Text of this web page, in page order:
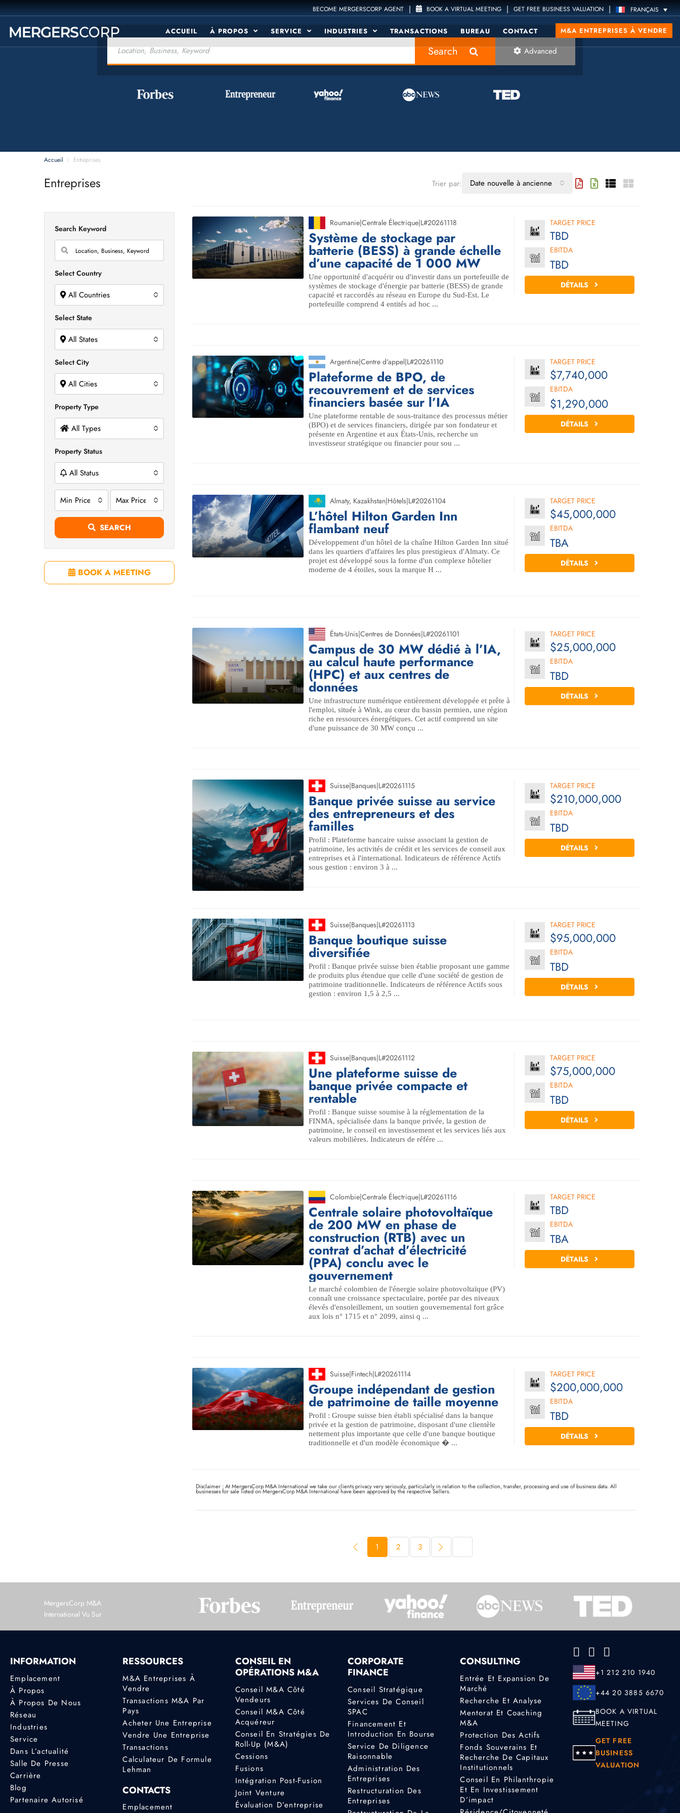
BECOME MERGERSCORP AGENT | BOOK A VIRTUAL MEETING | GET FREE BUSINESS VALUATION | FRANÇAIS
ACCUEIL À PROPOS SERVICE INDUSTRIES TRANSACTIONS BUREAU CONTACT M&A ENTREPRISES À VENDRE
Search Advanced
Accueil Entreprises
Entreprises Trier par: Date nouvelle à ancienne
Search Keyword
Select Country
All Countries
Select State
All States
Select City
All Cities
Property Type
All Types
Property Status
All Status
Min Price Max Price
SEARCH
BOOK A MEETING
Roumanie|Centrale Électrique|L#20261118
Système de stockage par
batterie (BESS) à grande échelle
d’une capacité de 1 000 MW
Une opportunité d'acquérir ou d'investir dans un portefeuille de
systèmes de stockage d'énergie par batterie (BESS) de grande
capacité et raccordés au réseau en Europe du Sud-Est. Le
portefeuille comprend 4 entités ad hoc ...
TARGET PRICE
TBD
EBITDA
TBD
DÉTAILS
Argentine|Centre d'appel|L#20261110
Plateforme de BPO, de
recouvrement et de services
financiers basée sur l’IA
Une plateforme rentable de sous-traitance des processus métier
(BPO) et de services financiers, dirigée par son fondateur et
présente en Argentine et aux États-Unis, recherche un
investisseur stratégique ou financier pour sou ...
TARGET PRICE
$7,740,000
EBITDA
$1,290,000
DÉTAILS
Almaty, Kazakhstan|Hôtels|L#20261104
L’hôtel Hilton Garden Inn
flambant neuf
Développement d'un hôtel de la chaîne Hilton Garden Inn situé
dans les quartiers d'affaires les plus prestigieux d'Almaty. Ce
projet est développé sous la forme d'un complexe hôtelier
moderne de 4 étoiles, sous la marque H ...
TARGET PRICE
$45,000,000
EBITDA
TBA
DÉTAILS
États-Unis|Centres de Données|L#20261101
Campus de 30 MW dédié à l’IA,
au calcul haute performance
(HPC) et aux centres de
données
Une infrastructure numérique entièrement développée et prête à
l'emploi, située à Wink, au cœur du bassin permien, une région
riche en ressources énergétiques. Cet actif comprend un site
d'une puissance de 30 MW conçu ...
TARGET PRICE
$25,000,000
EBITDA
TBD
DÉTAILS
Suisse|Banques|L#20261115
Banque privée suisse au service
des entrepreneurs et des
familles
Profil : Plateforme bancaire suisse associant la gestion de
patrimoine, les activités de crédit et les services de conseil aux
entreprises et à l'international. Indicateurs de référence Actifs
sous gestion : environ 3 à ...
TARGET PRICE
$210,000,000
EBITDA
TBD
DÉTAILS
Suisse|Banques|L#20261113
Banque boutique suisse
diversifiée
Profil : Banque privée suisse bien établie proposant une gamme
de produits plus étendue que celle d'une société de gestion de
patrimoine traditionnelle. Indicateurs de référence Actifs sous
gestion : environ 1,5 à 2,5 ...
TARGET PRICE
$95,000,000
EBITDA
TBD
DÉTAILS
Suisse|Banques|L#20261112
Une plateforme suisse de
banque privée compacte et
rentable
Profil : Banque suisse soumise à la réglementation de la
FINMA, spécialisée dans la banque privée, la gestion de
patrimoine, le conseil en investissement et les services liés aux
valeurs mobilières. Indicateurs de référe ...
TARGET PRICE
$75,000,000
EBITDA
TBD
DÉTAILS
Colombie|Centrale Électrique|L#20261116
Centrale solaire photovoltaïque
de 200 MW en phase de
construction (RTB) avec un
contrat d’achat d’électricité
(PPA) conclu avec le
gouvernement
Le marché colombien de l'énergie solaire photovoltaïque (PV)
connaît une croissance spectaculaire, portée par des niveaux
élevés d'ensoleillement, un soutien gouvernemental fort grâce
aux lois n° 1715 et n° 2099, ainsi q ...
TARGET PRICE
TBD
EBITDA
TBA
DÉTAILS
Suisse|Fintech|L#20261114
Groupe indépendant de gestion
de patrimoine de taille moyenne
Profil : Groupe suisse bien établi spécialisé dans la banque
privée et la gestion de patrimoine, disposant d'une clientèle
nettement plus importante que celle d'une banque boutique
traditionnelle et d'un modèle économique � ...
TARGET PRICE
$200,000,000
EBITDA
TBD
DÉTAILS
Disclaimer : At MergersCorp M&A International we take our clients privacy very seriously, particularly in relation to the collection, transfer, processing and use of business data. All
businesses for sale listed on MergersCorp M&A International have been approved by the respective Sellers.
1 2 3
MergersCorp M&A
International Vu Sur
INFORMATION
Emplacement
À Propos
À Propos De Nous
Réseau
Industries
Service
Dans L’actualité
Salle De Presse
Carrière
Blog
Partenaire Autorisé
RESSOURCES
M&A Entreprises À
Vendre
Transactions M&A Par
Pays
Acheter Une Entreprise
Vendre Une Entreprise
Transactions
Calculateur De Formule
Lehman
CONTACTS
Emplacement
CONSEIL EN
OPÉRATIONS M&A
Conseil M&A Côté
Vendeurs
Conseil M&A Côté
Acquéreur
Conseil En Stratégies De
Roll-Up (M&A)
Cessions
Fusions
Intégration Post-Fusion
Joint Venture
Évaluation D’entreprise
CORPORATE
FINANCE
Conseil Stratégique
Services De Conseil
SPAC
Financement Et
Introduction En Bourse
Service De Diligence
Raisonnable
Administration Des
Entreprises
Restructuration Des
Entreprises
CONSULTING
Entrée Et Expansion De
Marché
Recherche Et Analyse
Mentorat Et Coaching
M&A
Protection Des Actifs
Fonds Souverains Et
Recherche De Capitaux
Institutionnels
Conseil En Philanthropie
Et En Investissement
D’impact
+1 212 210 1940
+44 20 3885 6670
BOOK A VIRTUAL
MEETING
GET FREE
BUSINESS
VALUATION